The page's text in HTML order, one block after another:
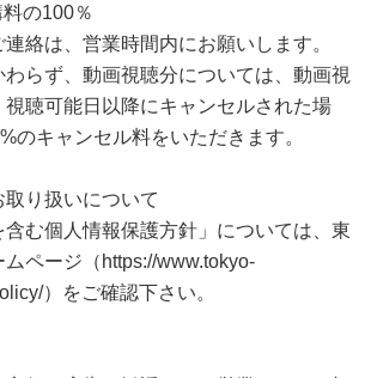
の100％
絡は、営業時間内にお願いします。
らず、動画視聴分については、動画視
聴可能日以降にキャンセルされた場
のキャンセル料をいただきます。
取り扱いについて
含む個人情報保護方針」については、東
ページ（https://www.tokyo-
）をご確認下さい。